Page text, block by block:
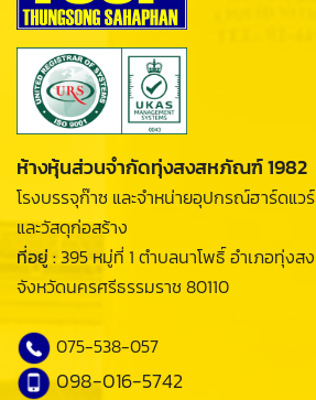
ห้างหุ้นส่วนจำกัดทุ่งสงสหภัณฑ์ 1982
โรงบรรจุก๊าซ และจำหน่ายอุปกรณ์ฮาร์ดแวร์
และวัสดุก่อสร้าง
ที่อยู่ :395 หมู่ที่ 1 ตำบลนาโพธิ์ อำเภอทุ่งสง
จังหวัดนครศรีธรรมราช 80110
075-538-057
098-016-5742